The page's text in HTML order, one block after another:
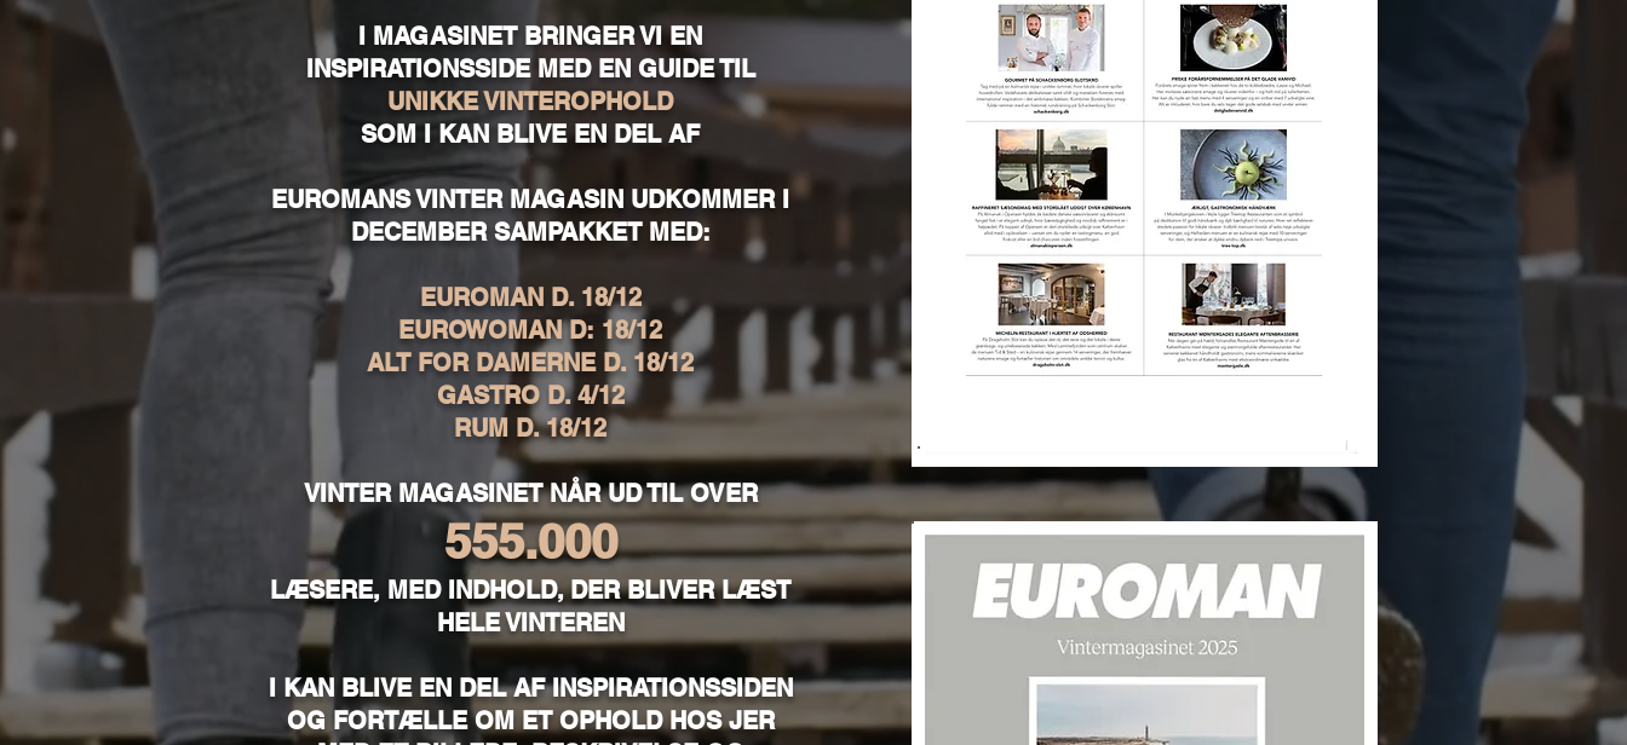
I MAGASINET BRINGER VI EN
INSPIRATIONSSIDE MED EN GUIDE TIL
UNIKKE VINTEROPHOLD
SOM I KAN BLIVE EN DEL AF
EUROMANS VINTER MAGASIN UDKOMMER I
DECEMBER SAMPAKKET MED:
EUROMAN D. 18/12
EUROWOMAN D: 18/12
ALT FOR DAMERNE D. 18/12
GASTRO D. 4/12
RUM D. 18/12
VINTER MAGASINET NÅR UD TIL OVER
555.000
LÆSERE, MED INDHOLD, DER BLIVER LÆST
HELE VINTEREN
I KAN BLIVE EN DEL AF INSPIRATIONSSIDEN
OG FORTÆLLE OM ET OPHOLD HOS JER